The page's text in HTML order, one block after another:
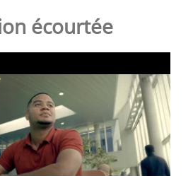
écourtée